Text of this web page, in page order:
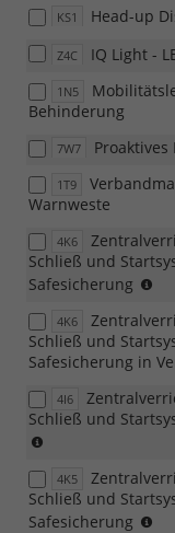
KS1 Head-up
Z4C IQ Light -
1N5
Behinderung
7W7 Proaktives
1T9
Warnweste
4K6
Schließ und
Safesicherung
4K6
Schließ und
Safesicherung in
4I6
Schließ und
7AL
4K5
Schließ und
Safesicherung